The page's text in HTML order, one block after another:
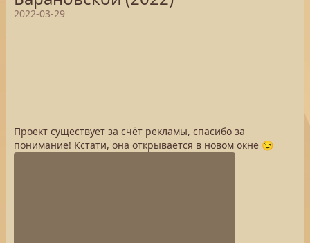
2022-03-29
Проект существует за счёт рекламы, спасибо за
понимание! Кстати, она открывается в новом окне 😉